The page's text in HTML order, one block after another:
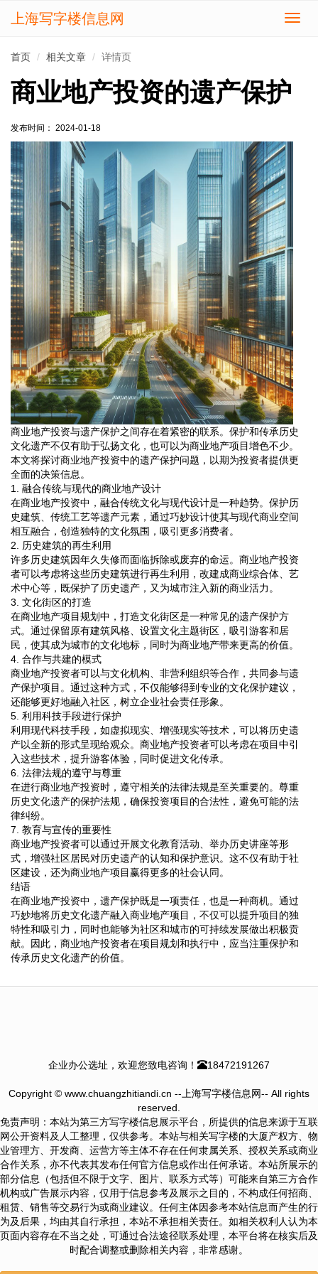
切
上海写字楼信息网
首页 相关文章 详情页
商业地产投资的遗产保护
发布时间： 2024-01-18
商业地产投资与遗产保护之间存在着紧密的联系。保护和传承历史
文化遗产不仅有助于弘扬文化，也可以为商业地产项目增色不少。
本文将探讨商业地产投资中的遗产保护问题，以期为投资者提供更
全面的决策信息。
1. 融合传统与现代的商业地产设计
在商业地产投资中，融合传统文化与现代设计是一种趋势。保护历
史建筑、传统工艺等遗产元素，通过巧妙设计使其与现代商业空间
相互融合，创造独特的文化氛围，吸引更多消费者。
2. 历史建筑的再生利用
许多历史建筑因年久失修而面临拆除或废弃的命运。商业地产投资
者可以考虑将这些历史建筑进行再生利用，改建成商业综合体、艺
术中心等，既保护了历史遗产，又为城市注入新的商业活力。
3. 文化街区的打造
在商业地产项目规划中，打造文化街区是一种常见的遗产保护方
式。通过保留原有建筑风格、设置文化主题街区，吸引游客和居
民，使其成为城市的文化地标，同时为商业地产带来更高的价值。
4. 合作与共建的模式
商业地产投资者可以与文化机构、非营利组织等合作，共同参与遗
产保护项目。通过这种方式，不仅能够得到专业的文化保护建议，
还能够更好地融入社区，树立企业社会责任形象。
5. 利用科技手段进行保护
利用现代科技手段，如虚拟现实、增强现实等技术，可以将历史遗
产以全新的形式呈现给观众。商业地产投资者可以考虑在项目中引
入这些技术，提升游客体验，同时促进文化传承。
6. 法律法规的遵守与尊重
在进行商业地产投资时，遵守相关的法律法规是至关重要的。尊重
历史文化遗产的保护法规，确保投资项目的合法性，避免可能的法
律纠纷。
7. 教育与宣传的重要性
商业地产投资者可以通过开展文化教育活动、举办历史讲座等形
式，增强社区居民对历史遗产的认知和保护意识。这不仅有助于社
区建设，还为商业地产项目赢得更多的社会认同。
结语
在商业地产投资中，遗产保护既是一项责任，也是一种商机。通过
巧妙地将历史文化遗产融入商业地产项目，不仅可以提升项目的独
特性和吸引力，同时也能够为社区和城市的可持续发展做出积极贡
献。因此，商业地产投资者在项目规划和执行中，应当注重保护和
传承历史文化遗产的价值。
企业办公选址，欢迎您致电咨询！ 18472191267
Copyright © www.chuangzhitiandi.cn --上海写字楼信息网-- All rights
reserved.
免责声明：本站为第三方写字楼信息展示平台，所提供的信息来源于互联
网公开资料及人工整理，仅供参考。本站与相关写字楼的大厦产权方、物
业管理方、开发商、运营方等主体不存在任何隶属关系、授权关系或商业
合作关系，亦不代表其发布任何官方信息或作出任何承诺。本站所展示的
部分信息（包括但不限于文字、图片、联系方式等）可能来自第三方合作
机构或广告展示内容，仅用于信息参考及展示之目的，不构成任何招商、
租赁、销售等交易行为或商业建议。任何主体因参考本站信息而产生的行
为及后果，均由其自行承担，本站不承担相关责任。如相关权利人认为本
页面内容存在不当之处，可通过合法途径联系处理，本平台将在核实后及
时配合调整或删除相关内容，非常感谢。